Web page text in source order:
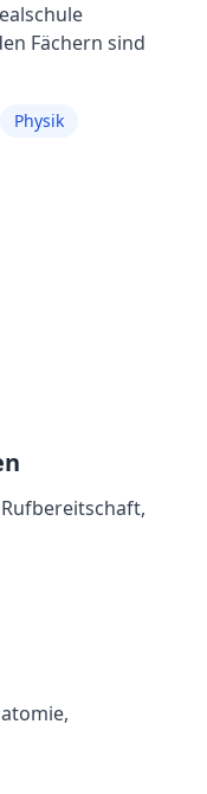
Fächern sind
Physik